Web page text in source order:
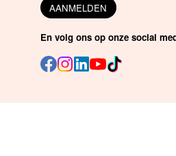
AANMELDEN
En volg ons op onze social